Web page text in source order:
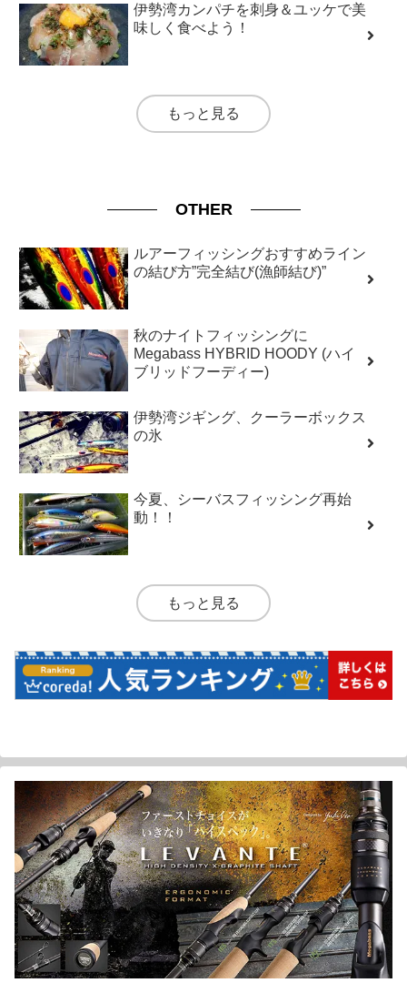
伊勢湾カンパチを刺身＆ユッケで美
味しく食べよう！
もっと見る
OTHER
ルアーフィッシングおすすめライン
の結び方”完全結び(漁師結び)”
秋のナイトフィッシングに
Megabass HYBRID HOODY (ハイ
ブリッドフーディー)
伊勢湾ジギング、クーラーボックス
の氷
今夏、シーバスフィッシング再始
動！！
もっと見る